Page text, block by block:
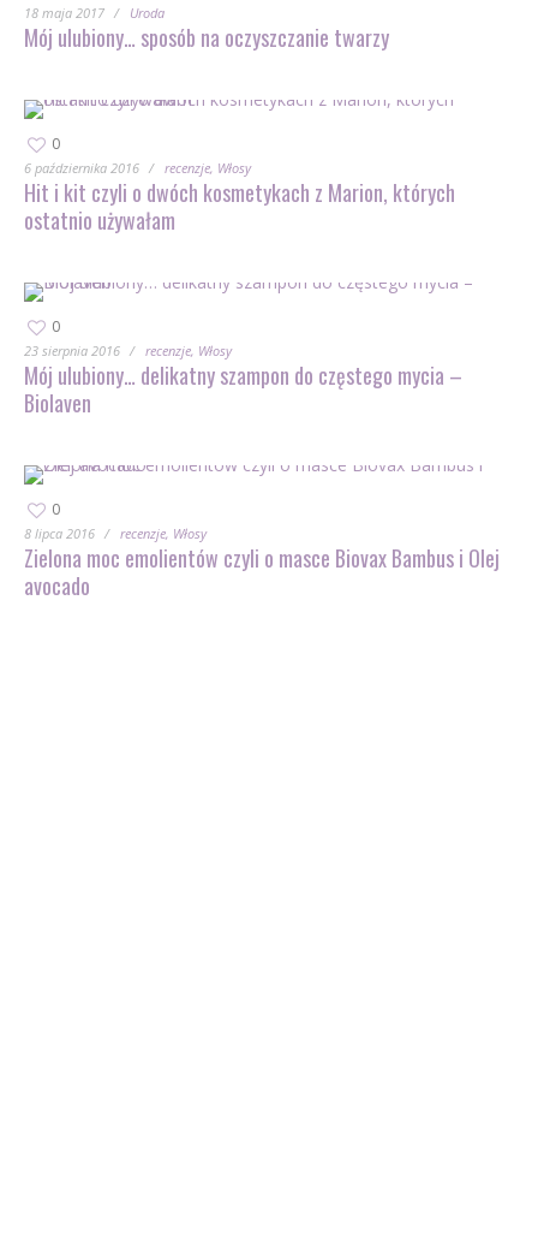
18 maja 2017 Uroda
Mój ulubiony… sposób na oczyszczanie twarzy
0
6 października 2016 recenzje Włosy
Hit i kit czyli o dwóch kosmetykach z Marion, których
ostatnio używałam
0
23 sierpnia 2016 recenzje Włosy
Mój ulubiony… delikatny szampon do częstego mycia –
Biolaven
0
8 lipca 2016 recenzje Włosy
Zielona moc emolientów czyli o masce Biovax Bambus i Olej
avocado